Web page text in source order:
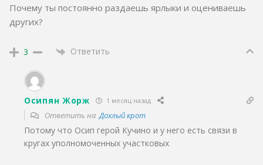
Почему ты постоянно раздаешь ярлыки и оцениваешь
других?
3 Ответить
Осипян Жорж 1 месяц назад
Ответить наДохлый крот
Потому что Осип герой Кучино и у него есть связи в
кругах уполномоченных участковых